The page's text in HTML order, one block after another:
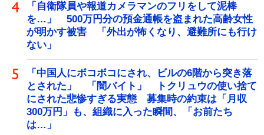
「自衛隊員や報道カメラマンのフリをして泥棒
を…」 500万円分の預金通帳を盗まれた高齢女性
が明かす被害 「外出が怖くなり、避難所にも行け
ない」
「中国人にボコボコにされ、ビルの6階から突き落
とされた」 「闇バイト」 トクリュウの使い捨て
にされた悲惨すぎる実態 募集時の約束は「月収
300万円」も、組織に入った瞬間、「お前たち
は…」